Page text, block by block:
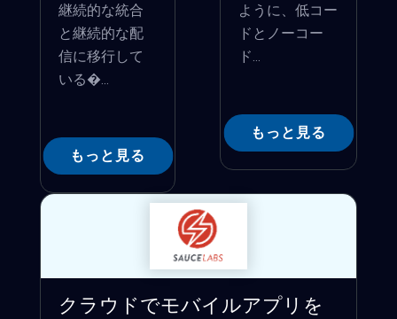
継続的な統合
と継続的な配
信に移行して
いる�...
もっと見る
ように、低コー
ドとノーコー
ド...
もっと見る
クラウドでモバイルアプリを